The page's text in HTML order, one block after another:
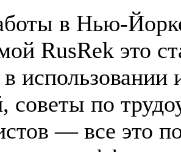
в Нью-
RusRek это
использовании
советы по
— все это